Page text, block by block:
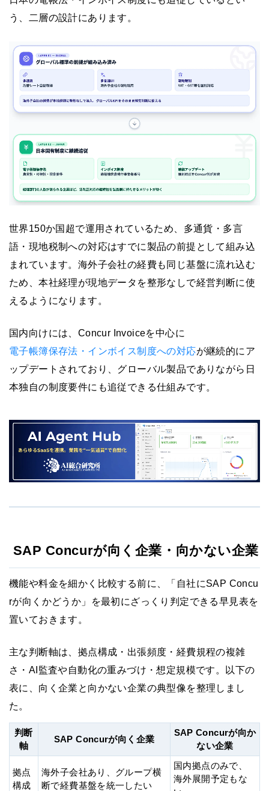
う、二層の設計にあります。
世界150か国超で運用されているため、多通貨・多言
語・現地税制への対応はすでに製品の前提として組み込
まれています。海外子会社の経費も同じ基盤に流れ込む
ため、本社経理が現地データを整形なしで経営判断に使
えるようになります。
国内向けには、Concur Invoiceを中心に
電子帳簿保存法・インボイス制度への対応が継続的にア
ップデートされており、グローバル製品でありながら日
本独自の制度要件にも追従できる仕組みです。
SAP Concurが向く企業・向かない企業
機能や料金を細かく比較する前に、「自社にSAP Concu
rが向くかどうか」を最初にざっくり判定できる早見表を
置いておきます。
主な判断軸は、拠点構成・出張頻度・経費規程の複雑
さ・AI監査や自動化の重みづけ・想定規模です。以下の
表に、向く企業と向かない企業の典型像を整理しまし
た。
判断
軸
SAP Concurが向く企業
SAP Concurが向か
ない企業
拠点
構成
海外子会社あり、グループ横
断で経費基盤を統一したい
国内拠点のみで、
海外展開予定もな